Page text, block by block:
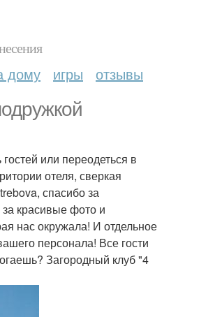
дому игры отзывы
или переодеться в
отеля, сверкая
спасибо за
красивые фото и
нас окружала! И отдельное
персонала! Все гости
Загородный клуб "4